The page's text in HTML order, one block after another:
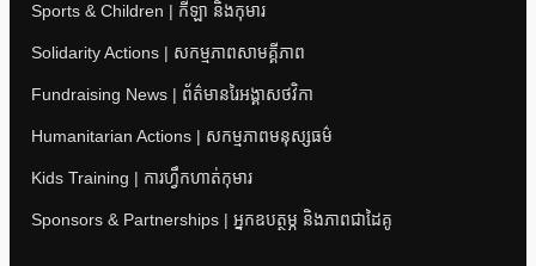
Sports & Children | កីឡា និងកុមារ
Solidarity Actions | សកម្មភាពសាមគ្គីភាព
Fundraising News | ព័ត៌មានរៃអង្គាសថវិកា
Humanitarian Actions | សកម្មភាពមនុស្សធម៌
Kids Training | ការហ្វឹកហាត់កុមារ
Sponsors & Partnerships | អ្នកឧបត្ថម្ភ និងភាពជាដៃគូ